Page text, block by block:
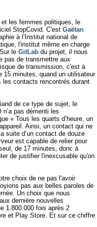
les femmes politiques, le
StopCovid. C'est Gaëtan
à l’Institut national de
l'institut même en charge
le GitLab du projet, il nous
pas de transmettre aux
de transmission, c'est à
15 minutes, quand un utilisateur
contacts rencontrés durant
de ce type de sujet, le
n’a pas démenti les
« Tous les quarts d’heure, un
Ainsi, un contact qui ne
suite d’un contact de douze
est capable de relier pour
de 17 minutes, donc à
de justifier l'inexcusable qu'on
choix de ne pas l'avoir
pas aux belles paroles de
Un choix que nous
dernière nouvelles
1.800.000 fois après 2
et Play Store. Et sur ce chiffre